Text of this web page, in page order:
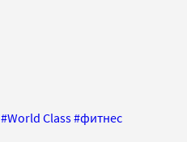
#World Class#фитнес